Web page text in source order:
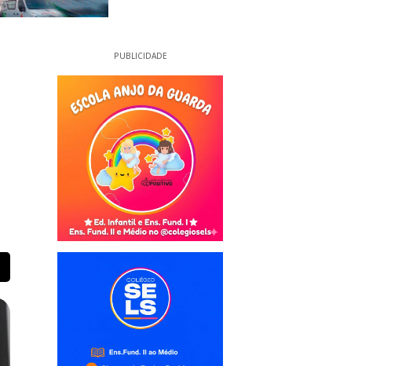
PUBLICIDADE